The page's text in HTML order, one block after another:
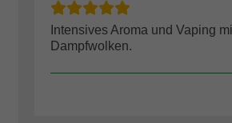
Intensives Aroma und Vaping
Dampfwolken.